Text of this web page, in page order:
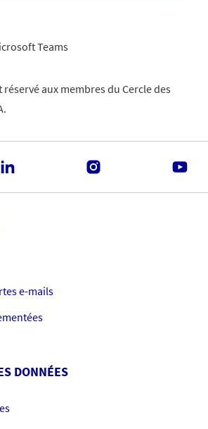
Teams
réservé aux membres du Cercle des
e-mails
DONNÉES